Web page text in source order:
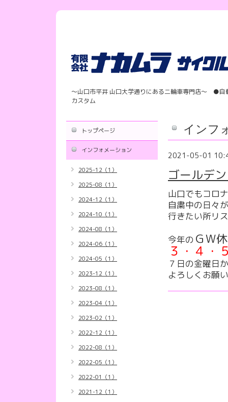
〜山口市平井 山口大学通りにある二輪車専門店〜 ●
カスタム
インフ
2021-05-01
ゴールデ
山口でもコロ
自粛中の日々
行きたい所リ
今年の ＧＷ
３・４・
７日の金曜日
よろしくお願
トップページ
インフォメーション
2025-12（1）
2025-08（1）
2024-12（1）
2024-10（1）
2024-08（1）
2024-06（1）
2024-05（1）
2023-12（1）
2023-08（1）
2023-04（1）
2023-02（1）
2022-12（1）
2022-08（1）
2022-05（1）
2022-01（1）
2021-12（1）